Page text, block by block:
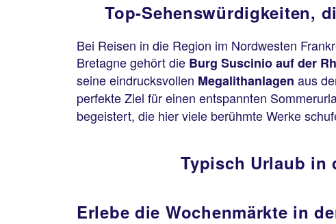
Top-Sehenswürdigkeiten,
Bei Reisen in die Region im Nordwesten
Bretagne gehört die Burg Suscinio auf der
seine eindrucksvollen Megalithanlagen aus
perfekte Ziel für einen entspannten
begeistert, die hier viele berühmte Werke
Typisch Urlaub in
Erlebe die Wochenmärkte in